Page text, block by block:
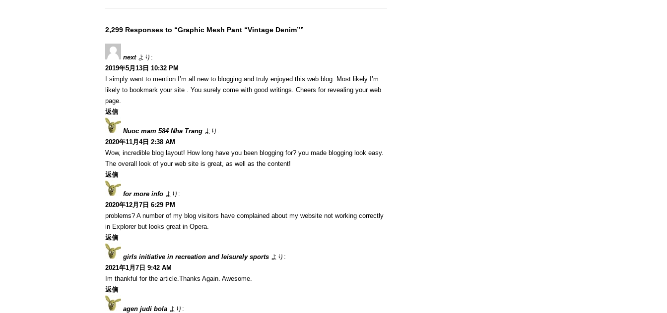
2,299 Responses to “Graphic Mesh Pant “Vintage Denim””
next より:
2019年5月13日 10:32 PM
I simply want to mention I’m all new to blogging and truly enjoyed this web blog. Most likely I’m
likely to bookmark your site . You surely come with good writings. Cheers for revealing your web
page.
返信
Nuoc mam 584 Nha Trang より:
2020年11月4日 2:38 AM
Wow, incredible blog layout! How long have you been blogging for? you made blogging look easy.
The overall look of your web site is great, as well as the content!
返信
for more info より:
2020年12月7日 6:29 PM
problems? A number of my blog visitors have complained about my website not working correctly
in Explorer but looks great in Opera.
返信
girls initiative in recreation and leisurely sports より:
2021年1月7日 9:42 AM
Im thankful for the article.Thanks Again. Awesome.
返信
agen judi bola より: